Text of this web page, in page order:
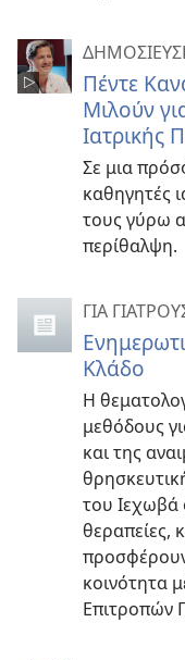
Πέντε
Μιλούν
Ιατρικής
Σε μια
καθηγητές
τους γύρω
περίθαλψη.
ΓΙΑ
Κλάδο
Η
μεθόδους
και της
του Ιεχωβά
θεραπείες,
κοινότητα
Επιτροπών